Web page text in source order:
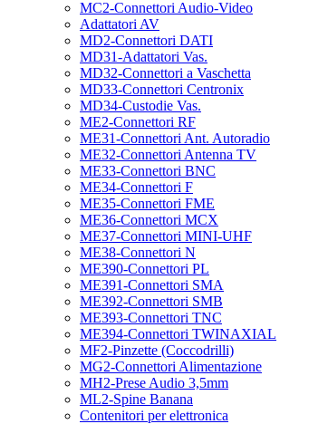
MC2-Connettori Audio-Video
Adattatori AV
MD2-Connettori DATI
MD31-Adattatori Vas.
MD32-Connettori a Vaschetta
MD33-Connettori Centronix
MD34-Custodie Vas.
ME2-Connettori RF
ME31-Connettori Ant. Autoradio
ME32-Connettori Antenna TV
ME33-Connettori BNC
ME34-Connettori F
ME35-Connettori FME
ME36-Connettori MCX
ME37-Connettori MINI-UHF
ME38-Connettori N
ME390-Connettori PL
ME391-Connettori SMA
ME392-Connettori SMB
ME393-Connettori TNC
ME394-Connettori TWINAXIAL
MF2-Pinzette (Coccodrilli)
MG2-Connettori Alimentazione
MH2-Prese Audio 3,5mm
ML2-Spine Banana
Contenitori per elettronica